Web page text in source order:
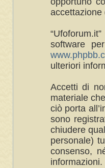
accettazione
software
ulteriori
Accetti di
materiale
ciò porta
sono
chiudere
personale)
consenso,
informazioni.